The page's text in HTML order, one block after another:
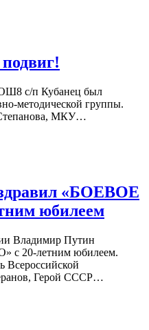
с/п Кубанец был
методической группы.
МКУ…
«БОЕВОЕ
юбилеем
Владимир Путин
с 20-летним юбилеем.
Всероссийской
Герой СССР…